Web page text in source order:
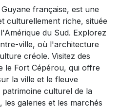
française, est une
culturellement riche, située
du Sud. Explorez
ville, où l'architecture
créole. Visitez des
le Fort Cépérou, qui offre
la ville et le fleuve
culturel de la
les galeries et les marchés